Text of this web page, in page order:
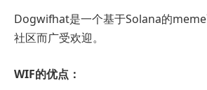
Dogwifhat是一个基于Solana的
社区而广受欢迎。
WIF的优点：